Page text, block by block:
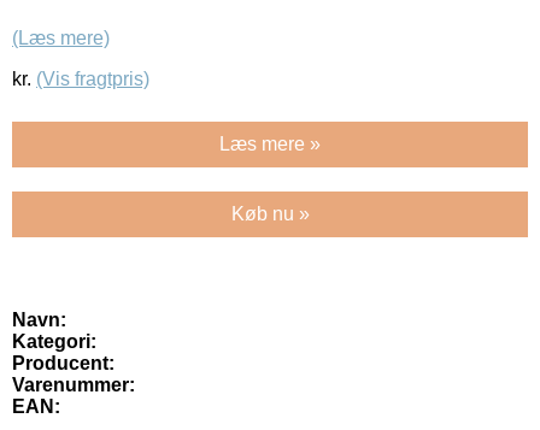
(Læs mere)
kr. (Vis fragtpris)
Læs mere »
Køb nu »
Navn:
Kategori:
Producent:
Varenummer:
EAN: